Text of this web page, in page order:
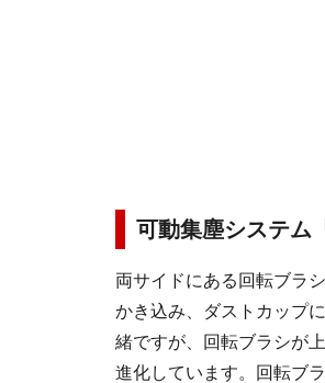
可動集塵システム
両サイドにある回転ブラ
かき込み、ダストカップ
緒ですが、回転ブラシが
進化しています。回転ブ